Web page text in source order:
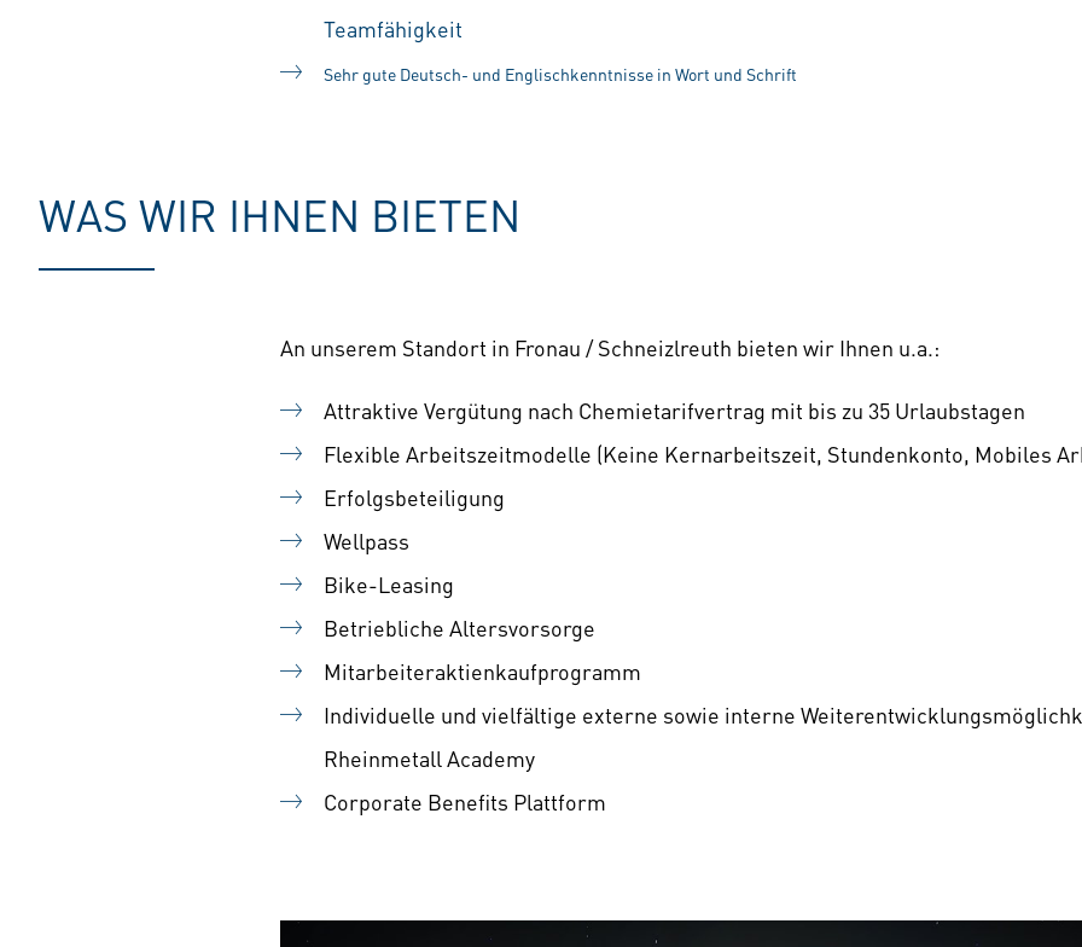
Teamfähigkeit
Sehr gute Deutsch- und Englischkenntnisse in Wort und Schrift
WAS WIR IHNEN BIETEN
An unserem Standort in Fronau / Schneizlreuth bieten wir Ihnen u.a.:
Attraktive Vergütung nach Chemietarifvertrag mit bis zu 35 Urlaubstagen
Flexible Arbeitszeitmodelle (Keine Kernarbeitszeit, Stundenkonto, Mobiles
Erfolgsbeteiligung
Wellpass
Bike-Leasing
Betriebliche Altersvorsorge
Mitarbeiteraktienkaufprogramm
Individuelle und vielfältige externe sowie interne
Rheinmetall Academy
Corporate Benefits Plattform